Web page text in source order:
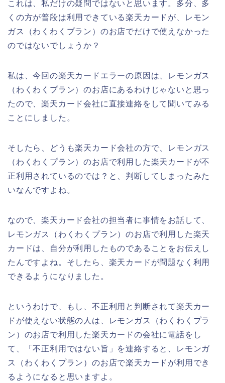
これは、私だけの疑問ではないと思います。多分、多
くの方が普段は利用できている楽天カードが、レモン
ガス（わくわくプラン）のお店でだけで使えなかった
のではないでしょうか？
私は、今回の楽天カードエラーの原因は、レモンガス
（わくわくプラン）のお店にあるわけじゃないと思っ
たので、楽天カード会社に直接連絡をして聞いてみる
ことにしました。
そしたら、どうも楽天カード会社の方で、レモンガス
（わくわくプラン）のお店で利用した楽天カードが不
正利用されているのでは？と、判断してしまったみた
いなんですよね。
なので、楽天カード会社の担当者に事情をお話して、
レモンガス（わくわくプラン）のお店で利用した楽天
カードは、自分が利用したものであることをお伝えし
たんですよね。そしたら、楽天カードが問題なく利用
できるようになりました。
というわけで、もし、不正利用と判断されて楽天カー
ドが使えない状態の人は、レモンガス（わくわくプラ
ン）のお店で利用した楽天カードの会社に電話をし
て、「不正利用ではない旨」を連絡すると、レモンガ
ス（わくわくプラン）のお店で楽天カードが利用でき
るようになると思いますよ。